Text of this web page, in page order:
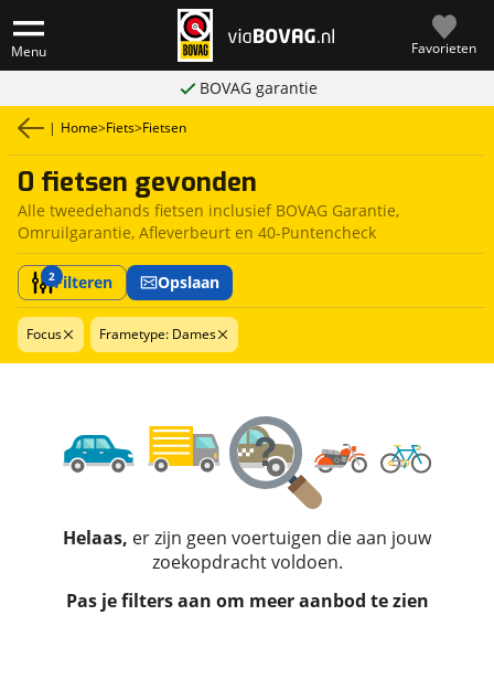
Menu Favorieten
BOVAG garantie
| Home>Fiets>Fietsen
0 fietsen gevonden
Alle tweedehands fietsen inclusief BOVAG Garantie,
Omruilgarantie, Afleverbeurt en 40-Puntencheck
2Filteren Opslaan
Focus Frametype: Dames
Helaas, er zijn geen voertuigen die aan jouw
zoekopdracht voldoen.
Pas je filters aan om meer aanbod te zien